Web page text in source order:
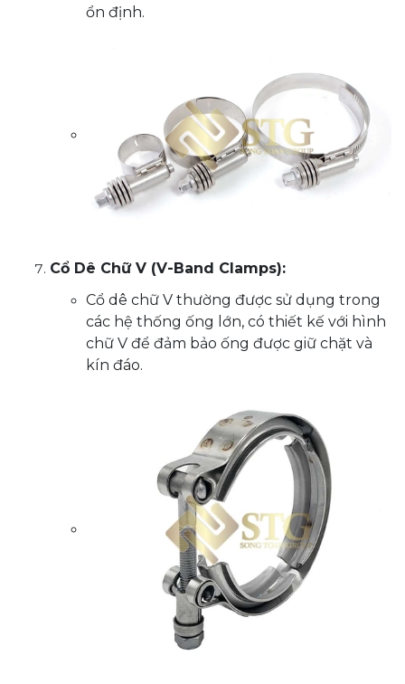
ổn định.
Cổ Dê Chữ V (V-Band Clamps):
Cổ dê chữ V thường được sử dụng trong
các hệ thống ống lớn, có thiết kế với hình
chữ V để đảm bảo ống được giữ chặt và
kín đáo.